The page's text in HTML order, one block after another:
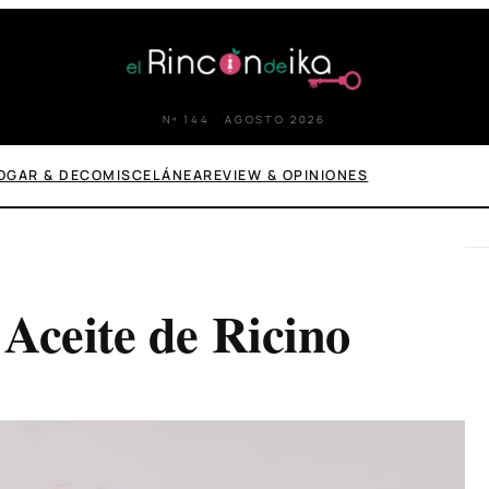
Nº 144 · AGOSTO 2026
& DECOMISCELÁNEAREVIEW & OPINIONES
de Ricino